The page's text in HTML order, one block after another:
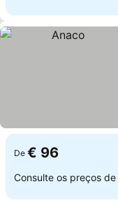
De € 96
Consulte os preços de